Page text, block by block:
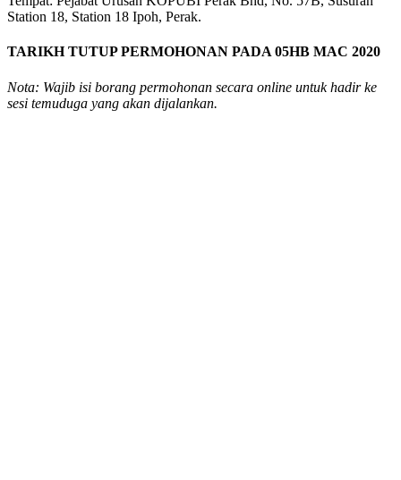
Station 18, Station 18 Ipoh, Perak.
TARIKH TUTUP PERMOHONAN PADA 05HB MAC 2020
Nota: Wajib isi borang permohonan secara online untuk hadir ke
sesi temuduga yang akan dijalankan.